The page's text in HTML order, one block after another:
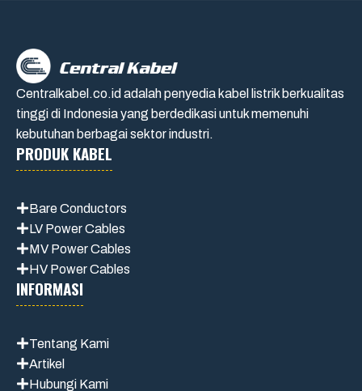
Centralkabel.co.id adalah penyedia kabel listrik berkualitas
tinggi di Indonesia yang berdedikasi untuk memenuhi
kebutuhan berbagai sektor industri.
PRODUK KABEL
Bare Conductors
LV Power Cables
MV Power Cables
HV Power Cables
INFORMASI
Tentang Kami
Artikel
Hubungi Kami